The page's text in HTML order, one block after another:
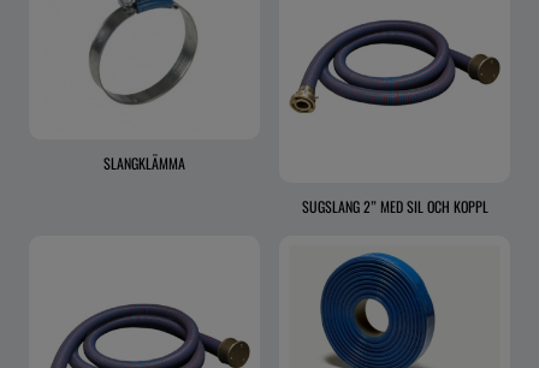
SLANGKLÄMMA
SUGSLANG 2” MED SIL OCH KOPPL